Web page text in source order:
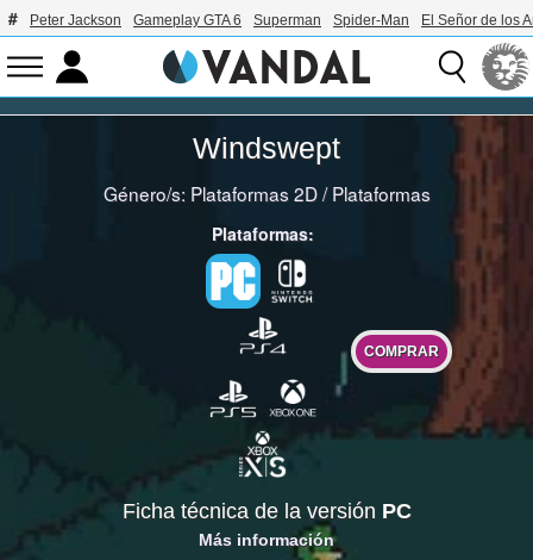
Peter Jackson Gameplay GTA 6 Superman Spider-Man El Señor de los
Windswept
Género/s: Plataformas 2D/Plataformas
Plataformas:
COMPRAR
Ficha técnica de la versión PC
Más información